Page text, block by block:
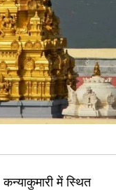
कन्याकुमारी में स्थित